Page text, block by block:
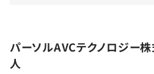
エンジニアと肩を並べて業務対
です。
≪最寄駅≫地下鉄谷町線 守
大日駅
パーソルAVCテクノロジー
人